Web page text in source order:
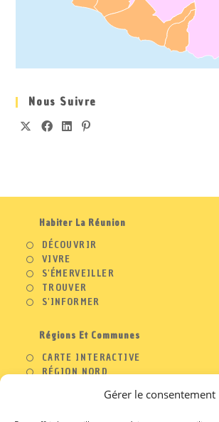
Gérer le consentement
Nous Suivre
Habiter La Réunion
DÉCOUVRIR
VIVRE
S'ÉMERVEILLER
TROUVER
S'INFORMER
Régions Et Communes
CARTE INTERACTIVE
RÉGION NORD